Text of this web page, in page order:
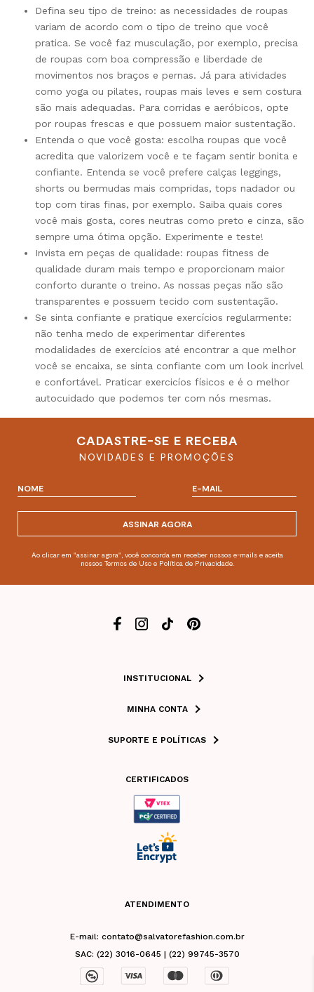
Defina seu tipo de treino: as necessidades de roupas
variam de acordo com o tipo de treino que você
pratica. Se você faz musculação, por exemplo, precisa
de roupas com boa compressão e liberdade de
movimentos nos braços e pernas. Já para atividades
como yoga ou pilates, roupas mais leves e sem costura
são mais adequadas. Para corridas e aeróbicos, opte
por roupas frescas e que possuem maior sustentação.
Entenda o que você gosta: escolha roupas que você
acredita que valorizem você e te façam sentir bonita e
confiante. Entenda se você prefere calças leggings,
shorts ou bermudas mais compridas, tops nadador ou
top com tiras finas, por exemplo. Saiba quais cores
você mais gosta, cores neutras como preto e cinza, são
sempre uma ótima opção. Experimente e teste!
Invista em peças de qualidade: roupas fitness de
qualidade duram mais tempo e proporcionam maior
conforto durante o treino. As nossas peças não são
transparentes e possuem tecido com sustentação.
Se sinta confiante e pratique exercícios regularmente:
não tenha medo de experimentar diferentes
modalidades de exercícios até encontrar a que melhor
você se encaixa, se sinta confiante com um look incrível
e confortável. Praticar exercicíos físicos e é o melhor
autocuidado que podemos ter com nós mesmas.
CADASTRE-SE E RECEBA
NOVIDADES E PROMOÇÕES
ASSINAR AGORA
Ao clicar em "assinar agora", você concorda em receber nossos e-mails e aceita
nossos Termos de Uso e Política de Privacidade.
INSTITUCIONAL
MINHA CONTA
SUPORTE E POLÍTICAS
CERTIFICADOS
ATENDIMENTO
E-mail: contato@salvatorefashion.com.br
SAC: (22) 3016-0645 | (22) 99745-3570